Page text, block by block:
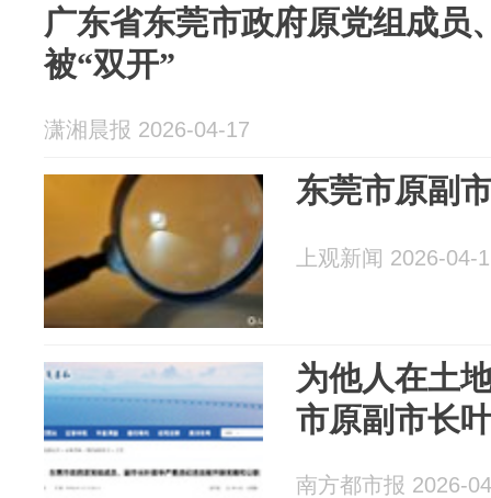
广东省东莞市政府原党组成员
被“双开”
潇湘晨报 2026-04-17
东莞市原副
上观新闻 2026-04-
为他人在土
市原副市长
南方都市报 2026-